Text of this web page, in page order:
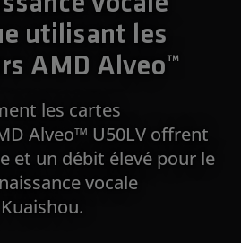
utilisant les
AMD Alveo™
les cartes
Alveo™ U50LV offrent
et un débit élevé pour le
vocale